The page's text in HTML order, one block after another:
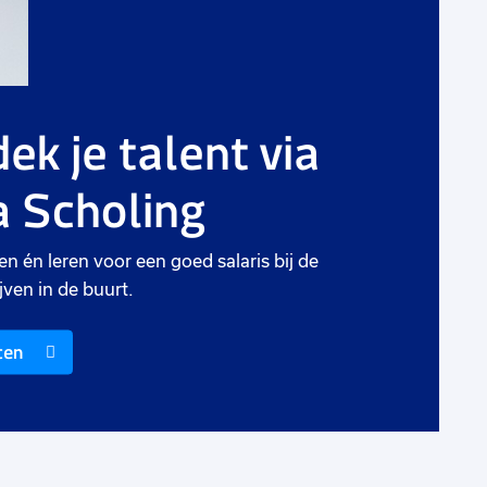
je talent via
Scholing
én leren voor een goed salaris bij de
in de buurt.